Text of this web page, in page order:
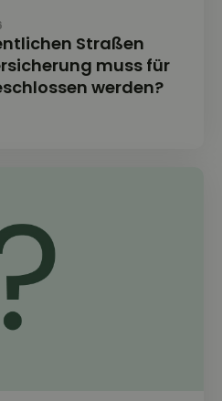
Straßen
muss für
werden?